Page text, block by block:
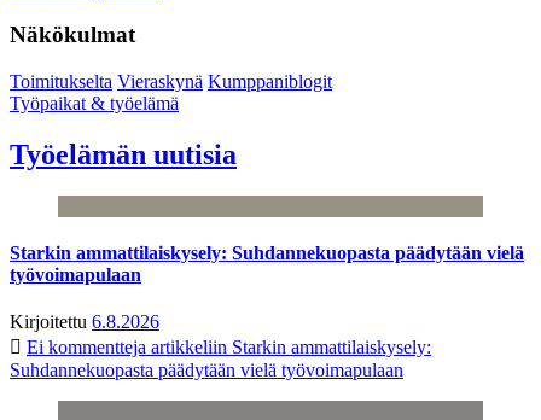
Näkökulmat
Toimitukselta Vieraskynä Kumppaniblogit
Työpaikat & työelämä
Työelämän uutisia
Starkin ammattilaiskysely: Suhdannekuopasta päädytään vielä
työvoimapulaan
Kirjoitettu 6.8.2026
Ei kommentteja artikkeliin Starkin ammattilaiskysely:
Suhdannekuopasta päädytään vielä työvoimapulaan